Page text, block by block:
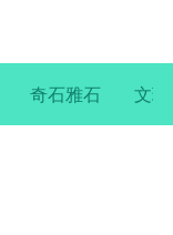
奇石雅石 文